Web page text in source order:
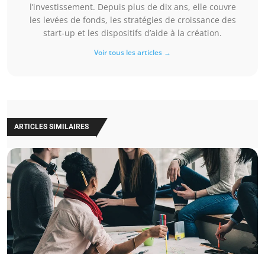
l’investissement. Depuis plus de dix ans, elle couvre
les levées de fonds, les stratégies de croissance des
start-up et les dispositifs d’aide à la création.
Voir tous les articles →
ARTICLES SIMILAIRES